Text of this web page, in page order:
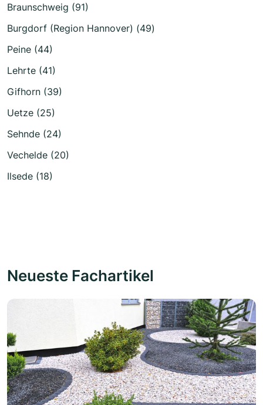
Braunschweig (91)
Burgdorf (Region Hannover) (49)
Peine (44)
Lehrte (41)
Gifhorn (39)
Uetze (25)
Sehnde (24)
Vechelde (20)
Ilsede (18)
Neueste Fachartikel